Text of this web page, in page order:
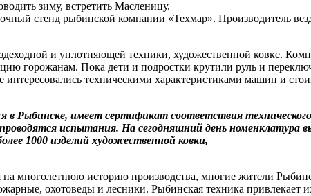
зиму, встретить Масленицу.
стенд рыбинской компании «Техмар». Производитель
и уплотняющей техники, художественной ковке.
горожанам. Пока дети и подростки крутили руль и
техническими характеристиками машин и
в Рыбинске, имеет сертификат соответствия
испытания. На сегодняшний день номенклатура
1000 изделий художественной ковки,
многолетнюю историю производства, многие жители
охотоведы и лесники. Рыбинская техника